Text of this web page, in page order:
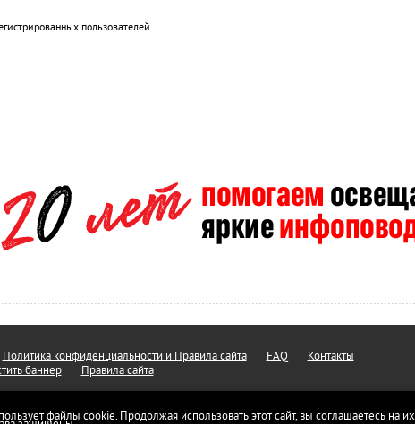
пользователей.
файлы cookie. Продолжая использовать этот сайт, вы соглашаетесь на их
Политика конфиденциальности и Правила сайта FAQ
Контакты
баннер Правила сайта